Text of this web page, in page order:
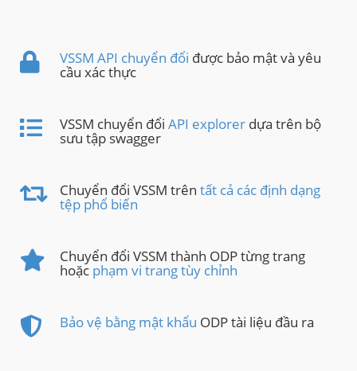
VSSM API chuyển đổi được bảo mật và yêu
cầu xác thực
VSSM chuyển đổi API explorer dựa trên bộ
sưu tập swagger
Chuyển đổi VSSM trên tất cả các định dạng
tệp phổ biến
Chuyển đổi VSSM thành ODP từng trang
hoặc phạm vi trang tùy chỉnh
Bảo vệ bằng mật khẩu ODP tài liệu đầu ra